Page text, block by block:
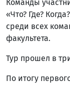
Команды
«Что? Где?
среди всех
факультета.
Тур прошел в
По итогу